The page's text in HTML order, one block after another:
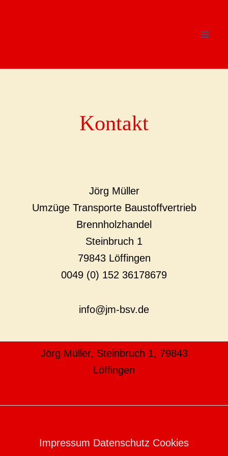
Kontakt
Jörg Müller
Umzüge Transporte Baustoffvertrieb
Brennholzhandel
Steinbruch 1
79843 Löffingen
0049 (0) 152 36178679
info@jm-bsv.de
Jörg Müller, Steinbruch 1, 79843
Löffingen
Impressum Datenschutz Cookies